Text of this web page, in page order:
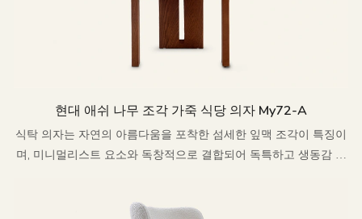
현대 애쉬 나무 조각 가죽 식당 의자 My72-A
식탁 의자는 자연의 아름다움을 포착한 섬세한 잎맥 조각이 특징이
며, 미니멀리스트 요소와 독창적으로 결합되어 독특하고 생동감 넘